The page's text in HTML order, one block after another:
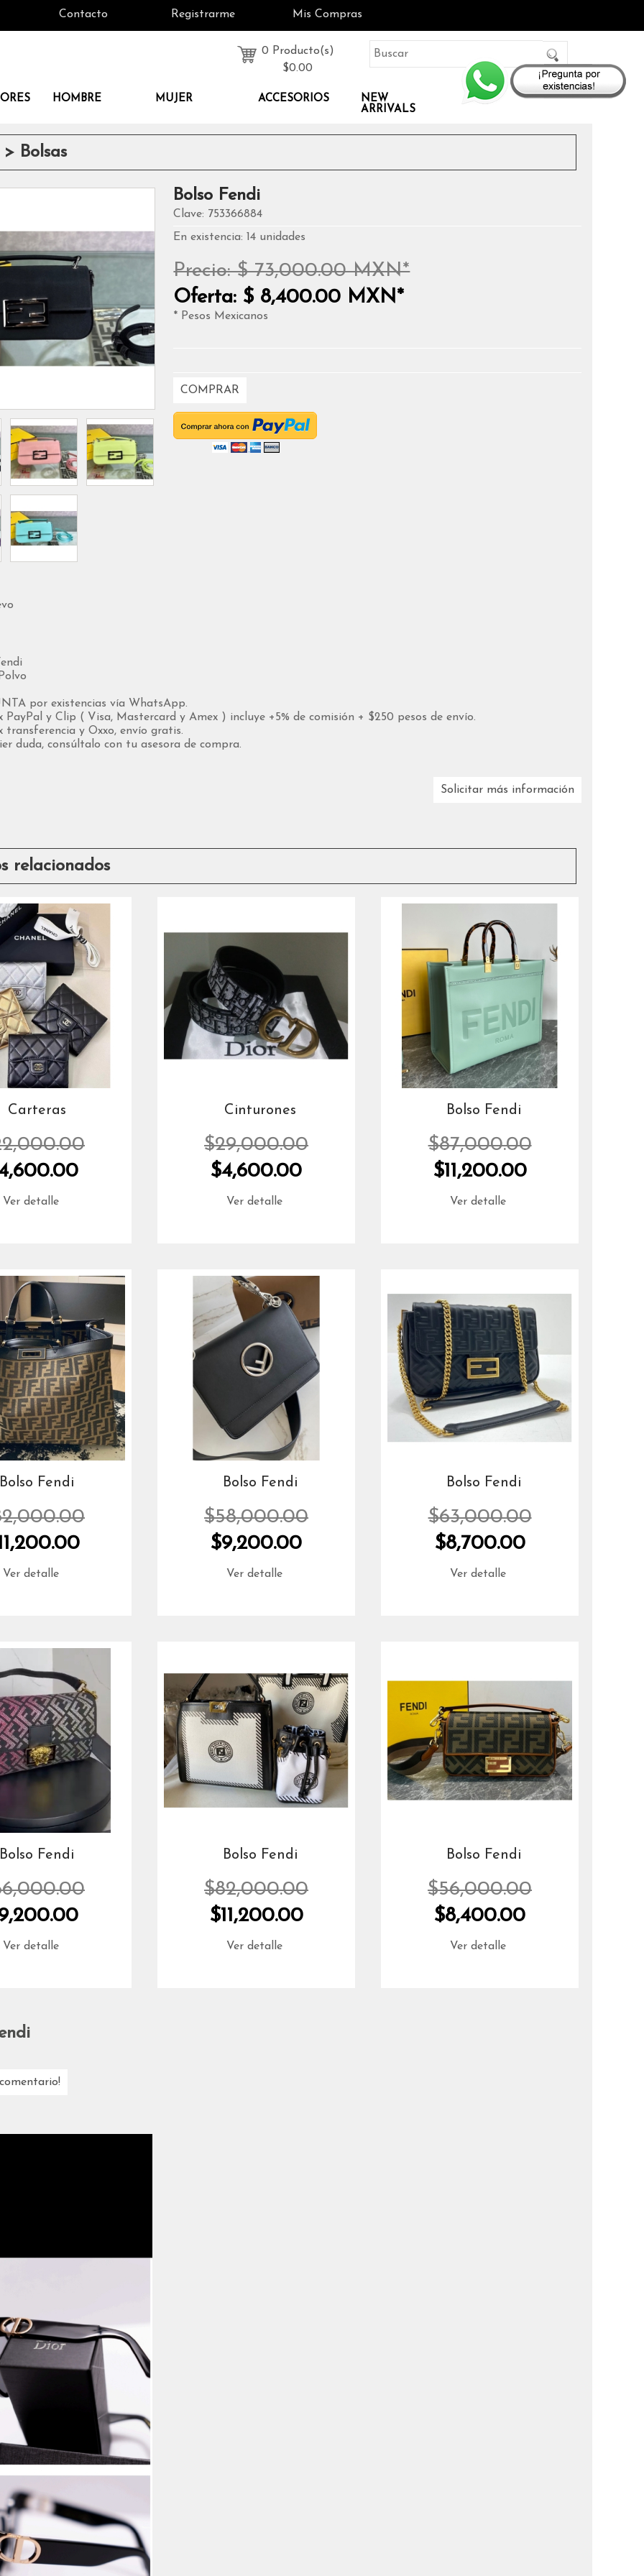
Contacto Registrarme Mis Compras
0 Producto(s)
$0.00
HOMBRE MUJER ACCESORIOS
NEW
ARRIVALS
Bolsas
Bolso Fendi
Clave: 753366884
En existencia: 14 unidades
Precio: $ 73,000.00 MXN*
Oferta: $ 8,400.00 MXN*
* Pesos Mexicanos
COMPRAR
por existencias vía WhatsApp.
PayPal y Clip ( Visa, Mastercard y Amex ) incluye +5% de comisión + $250 pesos de envío.
transferencia y Oxxo, envío gratis.
duda, consúltalo con tu asesora de compra.
Solicitar más información
relacionados
Carteras
Ver detalle
Cinturones
$29,000.00
$4,600.00
Ver detalle
Bolso Fendi
$87,000.00
$11,200.00
Ver detalle
Bolso Fendi
Ver detalle
Bolso Fendi
$58,000.00
$9,200.00
Ver detalle
Bolso Fendi
$63,000.00
$8,700.00
Ver detalle
Bolso Fendi
Ver detalle
Bolso Fendi
$82,000.00
$11,200.00
Ver detalle
Bolso Fendi
$56,000.00
$8,400.00
Ver detalle